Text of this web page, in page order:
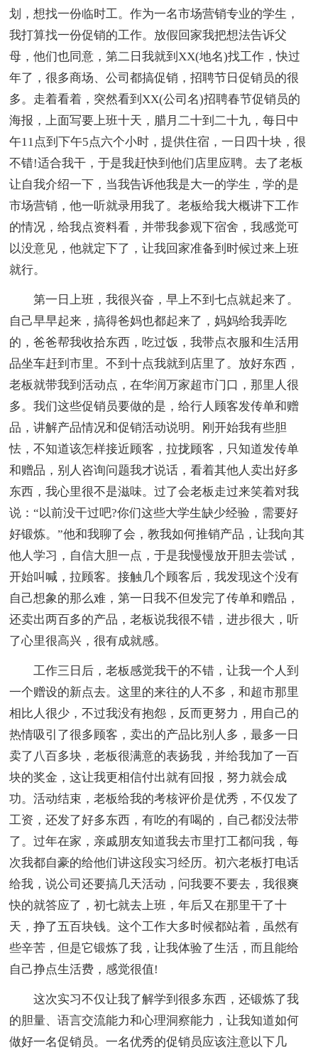
划，想找一份临时工。作为一名市场营销专业的学生，
我打算找一份促销的工作。放假回家我把想法告诉父
母，他们也同意，第二日我就到XX(地名)找工作，快过
年了，很多商场、公司都搞促销，招聘节日促销员的很
多。走着看着，突然看到XX(公司名)招聘春节促销员的
海报，上面写要上班十天，腊月二十到二十九，每日中
午11点到下午5点六个小时，提供住宿，一日四十块，很
不错!适合我干，于是我赶快到他们店里应聘。去了老板
让自我介绍一下，当我告诉他我是大一的学生，学的是
市场营销，他一听就录用我了。老板给我大概讲下工作
的情况，给我点资料看，并带我参观下宿舍，我感觉可
以没意见，他就定下了，让我回家准备到时候过来上班
就行。
第一日上班，我很兴奋，早上不到七点就起来了。
自己早早起来，搞得爸妈也都起来了，妈妈给我弄吃
的，爸爸帮我收拾东西，吃过饭，我带点衣服和生活用
品坐车赶到市里。不到十点我就到店里了。放好东西，
老板就带我到活动点，在华润万家超市门口，那里人很
多。我们这些促销员要做的是，给行人顾客发传单和赠
品，讲解产品情况和促销活动说明。刚开始我有些胆
怯，不知道该怎样接近顾客，拉拢顾客，只知道发传单
和赠品，别人咨询问题我才说话，看着其他人卖出好多
东西，我心里很不是滋味。过了会老板走过来笑着对我
说：“以前没干过吧?你们这些大学生缺少经验，需要好
好锻炼。”他和我聊了会，教我如何推销产品，让我向其
他人学习，自信大胆一点，于是我慢慢放开胆去尝试，
开始叫喊，拉顾客。接触几个顾客后，我发现这个没有
自己想象的那么难，第一日我不但发完了传单和赠品，
还卖出两百多的产品，老板说我很不错，进步很大，听
了心里很高兴，很有成就感。
工作三日后，老板感觉我干的不错，让我一个人到
一个赠设的新点去。这里的来往的人不多，和超市那里
相比人很少，不过我没有抱怨，反而更努力，用自己的
热情吸引了很多顾客，卖出的产品比别人多，最多一日
卖了八百多块，老板很满意的表扬我，并给我加了一百
块的奖金，这让我更相信付出就有回报，努力就会成
功。活动结束，老板给我的考核评价是优秀，不仅发了
工资，还发了好多东西，有吃的有喝的，自己都没法带
了。过年在家，亲戚朋友知道我去市里打工都问我，每
次我都自豪的给他们讲这段实习经历。初六老板打电话
给我，说公司还要搞几天活动，问我要不要去，我很爽
快的就答应了，初七就去上班，年后又在那里干了十
天，挣了五百块钱。这个工作大多时候都站着，虽然有
些辛苦，但是它锻炼了我，让我体验了生活，而且能给
自己挣点生活费，感觉很值!
这次实习不仅让我了解学到很多东西，还锻炼了我
的胆量、语言交流能力和心理洞察能力，让我知道如何
做好一名促销员。一名优秀的促销员应该注意以下几